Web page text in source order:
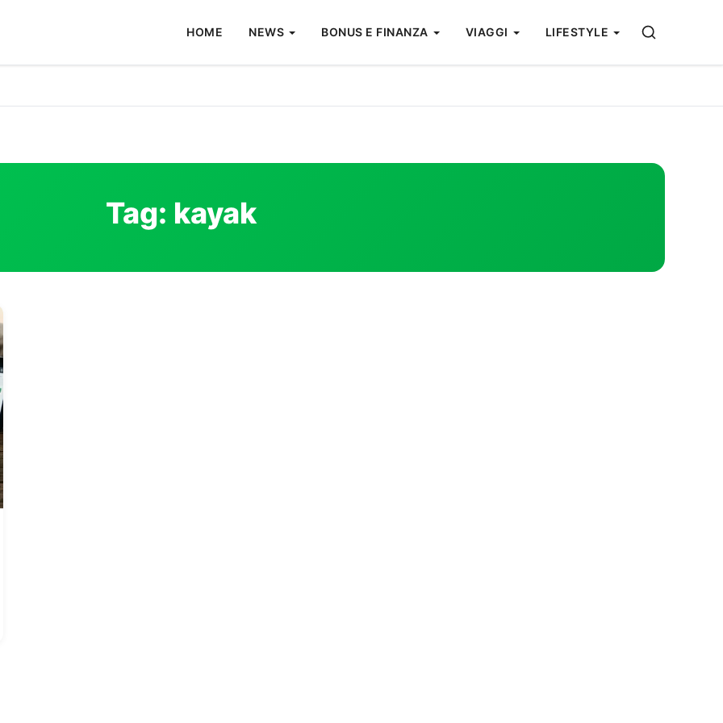
HOME NEWS BONUS E FINANZA VIAGGI LIFESTYLE
Tag: kayak